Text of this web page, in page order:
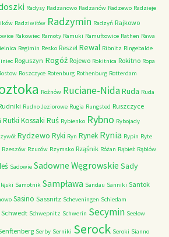
Radysy Radzanowo Radzanów Radzewo Radzieje
Radziwiłów Radzymin Radzyń Rajkowo
Rakowiec Ramoty Ramuki Ramułtowice Rathen Rawa
Regimin Resko Reszel Rewal Ribnitz Ringebalde
Roguszyn Rogóż Rojewo Rokitnica Rokitno Ropa
Roszczyce Rotenburg Rothenburg Rotterdam
Rożnów Ruciane-NidaRuda Ruda
Rudno Jeziorowe Rugia Rungsted Ruszczyce
Rutki Kossaki Ruś Rybienko Rybno Rybojady
Rydzewo Ryki Ryn Rynek Rynia Rypin Ryte
Rzeszów Rzuców Rzymsko Rząśnik Różan Rąbież Rąblów
Sadowie Sadowne Węgrowskie Sady
Samotnik Sampława Sandau Sanniki Santok
Sasino Sassnitz Scheveningen Schiedam
Schwedt Schwepnitz Schwerin Secymin Seelow
Serby Serniki Serock Seroki Sianno